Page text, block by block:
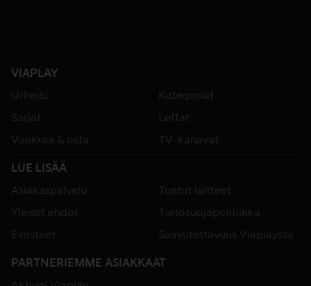
VIAPLAY
Urheilu
Kategoriat
Sarjat
Leffat
Vuokraa & osta
TV-kanavat
LUE LISÄÄ
Asiakaspalvelu
Tuetut laitteet
Yleiset ehdot
Tietosuojapolitiikka
Evästeet
Saavutettavuus Viaplayssa
PARTNERIEMME ASIAKKAAT